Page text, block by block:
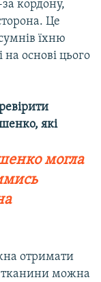
за кордону,
Це
їхню
основі цього
які
могла
отримати
тканини можна